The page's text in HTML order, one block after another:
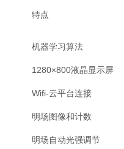
特点
机器学习算法
1280×800液晶显示屏
Wifi-云平台连接
明场图像和计数
明场自动光强调节